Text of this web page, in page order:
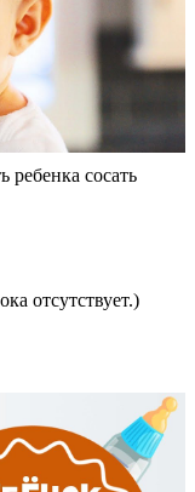
сосать
отсутствует.)